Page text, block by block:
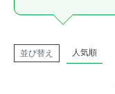
並び替え 人気順
屋外防犯・監視
ICT・IoT機器